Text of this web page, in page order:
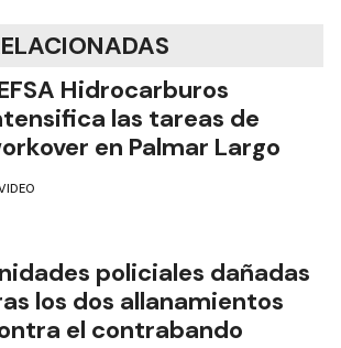
Hidrocarburos
las tareas de
en Palmar Largo
policiales dañadas
los dos allanamientos
el contrabando